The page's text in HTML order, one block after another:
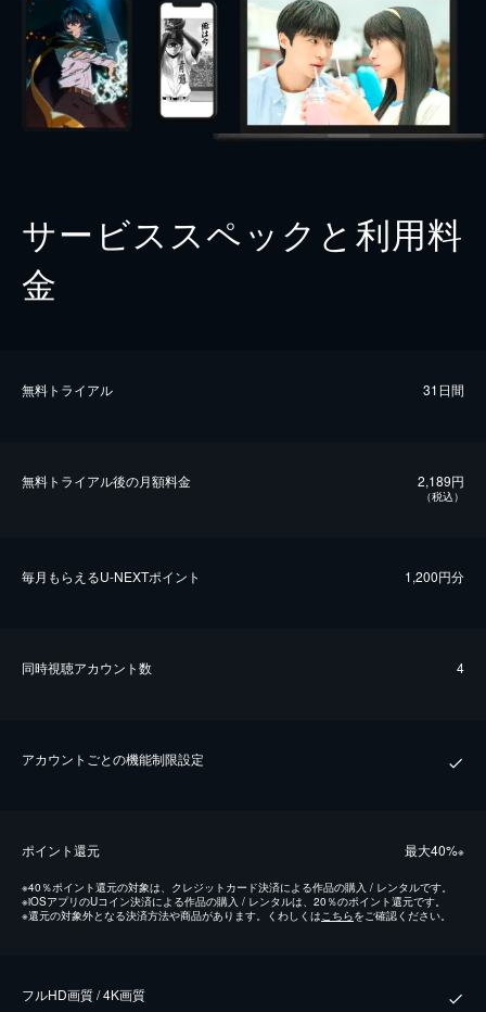
サービススペックと利用料
金
無料トライアル 31日間
無料トライアル後の⽉額料金 2,189円
（税込）
毎⽉もらえるU-NEXTポイント 1,200円分
同時視聴アカウント数 4
アカウントごとの機能制限設定
ポイント還元 最⼤40%※
※40％ポイント還元の対象は、クレジットカード決済による作品の購入 / レンタルです。
※iOSアプリのUコイン決済による作品の購入 / レンタルは、20％のポイント還元です。
※還元の対象外となる決済方法や商品があります。くわしくはこちらをご確認ください。
フルHD画質 / 4K画質